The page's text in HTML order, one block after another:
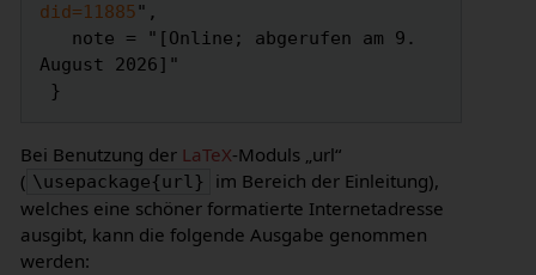
did=11885",
August 2026]"
Bei Benutzung der LaTeX-Moduls „url“
( \usepackage{url}
im Bereich der Einleitung),
welches eine schöner formatierte Internetadresse
ausgibt, kann die folgende Ausgabe genommen
werden: